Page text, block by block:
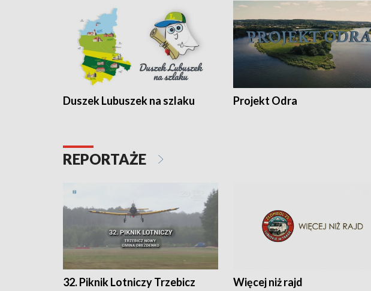
Duszek Lubuszek na szlaku Projekt Odra
REPORTAŻE
32. Piknik Lotniczy Trzebicz
Więcej niż rajd